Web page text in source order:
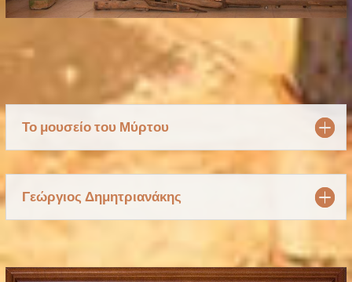
Το μουσείο του Μύρτου
Γεώργιος Δημητριανάκης